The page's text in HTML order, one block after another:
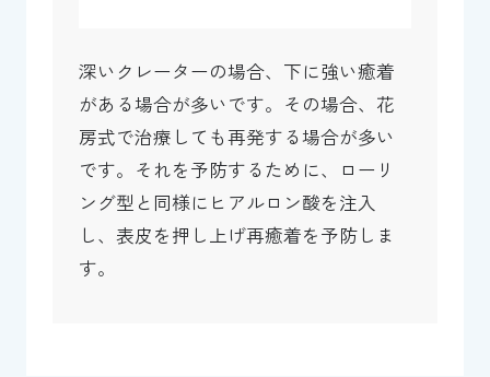
深いクレーターの場合、下に強い癒着
がある場合が多いです。その場合、花
房式で治療しても再発する場合が多い
です。それを予防するために、ローリ
ング型と同様にヒアルロン酸を注入
し、表皮を押し上げ再癒着を予防しま
す。